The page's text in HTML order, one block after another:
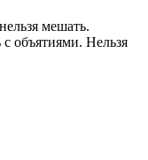
мешать.
с объятиями. Нельзя